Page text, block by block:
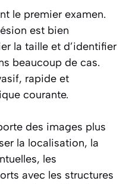
le premier examen.
est bien
la taille et d’identifier
beaucoup de cas.
rapide et
courante.
des images plus
la localisation, la
les
avec les structures